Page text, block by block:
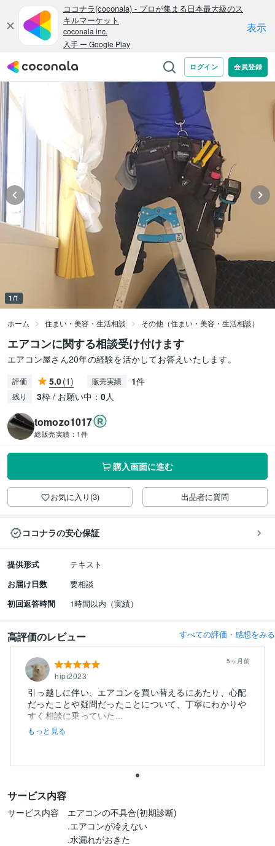
1/1
ホーム 住まい・美容・生活相談 その他（住まい・美容・生活相談）
エアコンに関する相談受け付けます
エアコン屋さん20年の経験を活かしてお答えいたします。
評価 5.0(1) 販売実績 1件
残り 3枠 / お願い中： 0人
tomozo1017
総販売実績： 1件
購入画面に進む
お気に入り(3) 出品者に質問
ココナラの安心保証
提供形式
テキスト
お届け日数
要相談
初回返答時間
1時間以内（実績）
高評価のレビュー すべての評価・感想をみる
hipi2023
5ヶ月前
引っ越しに伴い、エアコンを買い替えるにあたり、心配
だったことや疑問だったことについて、丁寧にわかりや
すく相談に乗っていた...
もっと見る
サービス内容
サービス内容　エアコンの不具合(初期診断)
.エアコンが冷えない
.水漏れがおきた